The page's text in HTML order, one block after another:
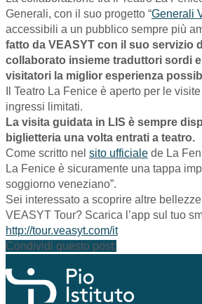
Generali, con il suo progetto “Generali
accessibili a un pubblico sempre più
fatto da VEASYT con il suo servizio
collaborato insieme traduttori sordi
visitatori la miglior esperienza
Il Teatro La Fenice è aperto per le
ingressi limitati.
La visita guidata in LIS è sempre
biglietteria una volta entrati a teatro.
Come scritto nel sito ufficiale de La
La Fenice è sicuramente una tappa
soggiorno veneziano”.
Sei interessato a scoprire altre
VEASYT Tour? Scarica l’app sul tuo
http://tour.veasyt.com/it
Condividi questo post: